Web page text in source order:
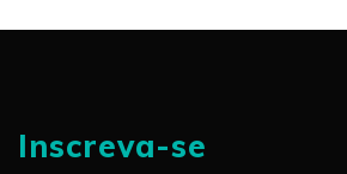
Inscreva-se